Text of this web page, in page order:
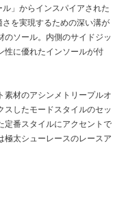
」からインスパイアされた
さを実現するための深い溝が
のソール。内側のサイドジッ
性に優れたインソールが付
素材のアシンメトリープルオ
スしたモードスタイルのセッ
定番スタイルにアクセントで
極太シューレースのレースア